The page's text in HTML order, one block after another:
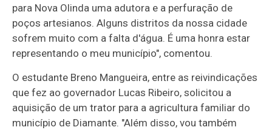
para Nova Olinda uma adutora e a perfuração de
poços artesianos. Alguns distritos da nossa cidade
sofrem muito com a falta d'água. É uma honra estar
representando o meu município", comentou.
O estudante Breno Mangueira, entre as reivindicações
que fez ao governador Lucas Ribeiro, solicitou a
aquisição de um trator para a agricultura familiar do
município de Diamante. "Além disso, vou também